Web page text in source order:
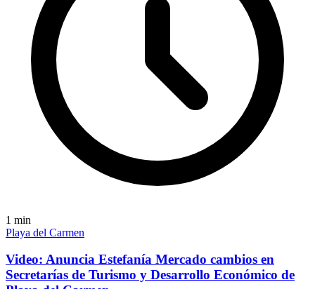
1 min
Playa del Carmen
Video: Anuncia Estefanía Mercado cambios en
Secretarías de Turismo y Desarrollo Económico de